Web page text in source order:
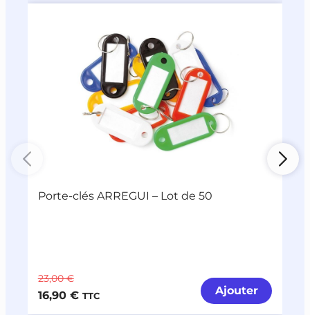
Porte-clés ARREGUI – Lot de 50
23,00 €
16,90 € TTC Ajouter